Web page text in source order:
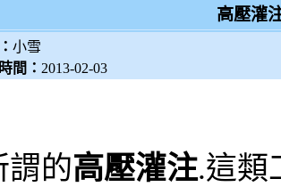
高壓灌
小雪
間： 2013-02-03
謂的高壓灌注.這類